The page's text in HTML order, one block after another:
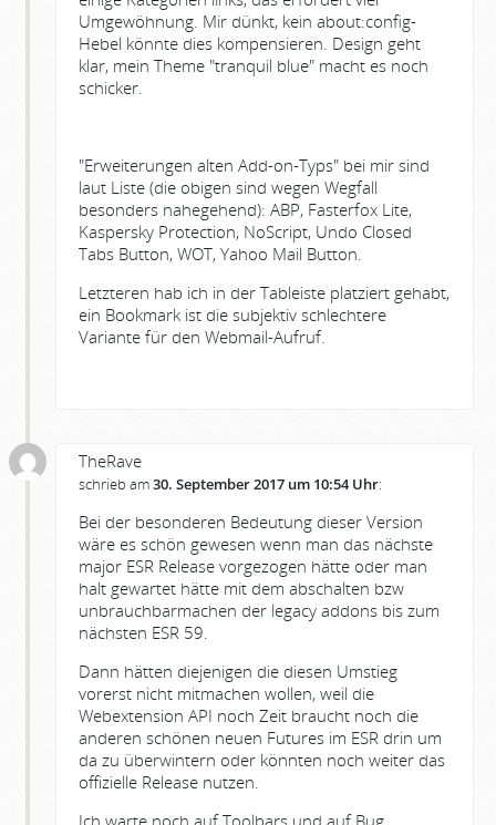
Umgewöhnung. Mir dünkt, kein about:config-
Hebel könnte dies kompensieren. Design geht
klar, mein Theme "tranquil blue" macht es noch
schicker.
"Erweiterungen alten Add-on-Typs" bei mir sind
laut Liste (die obigen sind wegen Wegfall
besonders nahegehend): ABP, Fasterfox Lite,
Kaspersky Protection, NoScript, Undo Closed
Tabs Button, WOT, Yahoo Mail Button.
Letzteren hab ich in der Tableiste platziert gehabt,
ein Bookmark ist die subjektiv schlechtere
Variante für den Webmail-Aufruf.
TheRave
schrieb am30. September 2017 um 10:54 Uhr:
Bei der besonderen Bedeutung dieser Version
wäre es schön gewesen wenn man das nächste
major ESR Release vorgezogen hätte oder man
halt gewartet hätte mit dem abschalten bzw
unbrauchbarmachen der legacy addons bis zum
nächsten ESR 59.
Dann hätten diejenigen die diesen Umstieg
vorerst nicht mitmachen wollen, weil die
Webextension API noch Zeit braucht noch die
anderen schönen neuen Futures im ESR drin um
da zu überwintern oder könnten noch weiter das
offizielle Release nutzen.